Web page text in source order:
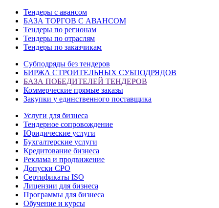
Тендеры с авансом
БАЗА ТОРГОВ С АВАНСОМ
Тендеры по регионам
Тендеры по отраслям
Тендеры по заказчикам
Субподряды без тендеров
БИРЖА СТРОИТЕЛЬНЫХ СУБПОДРЯДОВ
БАЗА ПОБЕДИТЕЛЕЙ ТЕНДЕРОВ
Коммерческие прямые заказы
Закупки у единственного поставщика
Услуги для бизнеса
Тендерное сопровождение
Юридические услуги
Бухгалтерские услуги
Кредитование бизнеса
Реклама и продвижение
Допуски СРО
Сертификаты ISO
Лицензии для бизнеса
Программы для бизнеса
Обучение и курсы